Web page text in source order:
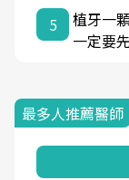
5
植牙一
一定要
最多人推薦醫師